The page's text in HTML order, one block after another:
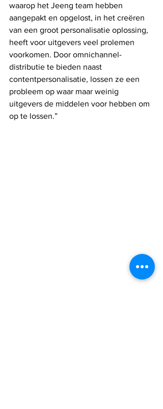
waarop het Jeeng team hebben
aangepakt en opgelost, in het creëren
van een groot personalisatie oplossing,
heeft voor uitgevers veel prolemen
voorkomen. Door omnichannel-
distributie te bieden naast
contentpersonalisatie, lossen ze een
probleem op waar maar weinig
uitgevers de middelen voor hebben om
op te lossen.”